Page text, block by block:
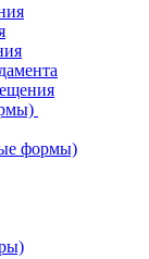
формы)